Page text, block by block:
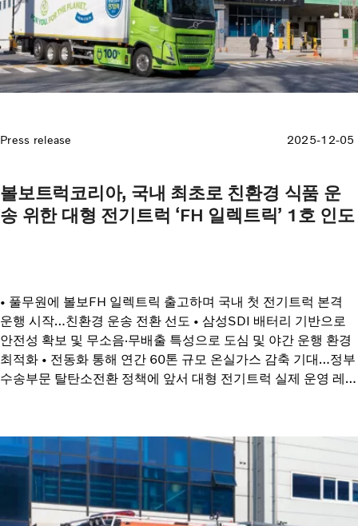
Press release 2025-12-05
볼보트럭코리아, 국내 최초로 친환경 식품 운
송 위한 대형 전기트럭 ‘FH 일렉트릭’ 1호 인도
• 풀무원에 볼보FH 일렉트릭 출고하며 국내 첫 전기트럭 본격
운행 시작…친환경 운송 전환 선도 • 삼성SDI 배터리 기반으로
안전성 확보 및 무소음·무배출 특성으로 도심 및 야간 운행 환경
최적화 • 전동화 통해 연간 60톤 규모 온실가스 감축 기대…정부
수송부문 탈탄소전환 정책에 앞서 대형 전기트럭 실제 운영 레퍼